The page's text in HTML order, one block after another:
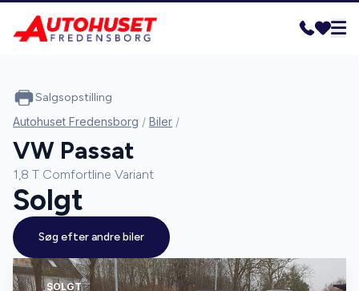
SOLGT
Salgsopstilling
Autohuset Fredensborg / Biler /
VW Passat
1,8 T Comfortline Variant
Solgt
Søg efter andre biler